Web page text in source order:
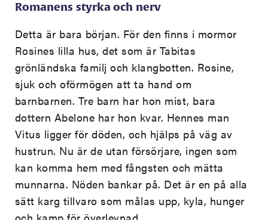
Romanens styrka och nerv
Detta är bara början. För den finns i mormor
Rosines lilla hus, det som är Tabitas
grönländska familj och klangbotten. Rosine,
sjuk och oförmögen att ta hand om
barnbarnen. Tre barn har hon mist, bara
dottern Abelone har hon kvar. Hennes man
Vitus ligger för döden, och hjälps på väg av
hustrun. Nu är de utan försörjare, ingen som
kan komma hem med fångsten och mätta
munnarna. Nöden bankar på. Det är en på alla
sätt karg tillvaro som målas upp, kyla, hunger